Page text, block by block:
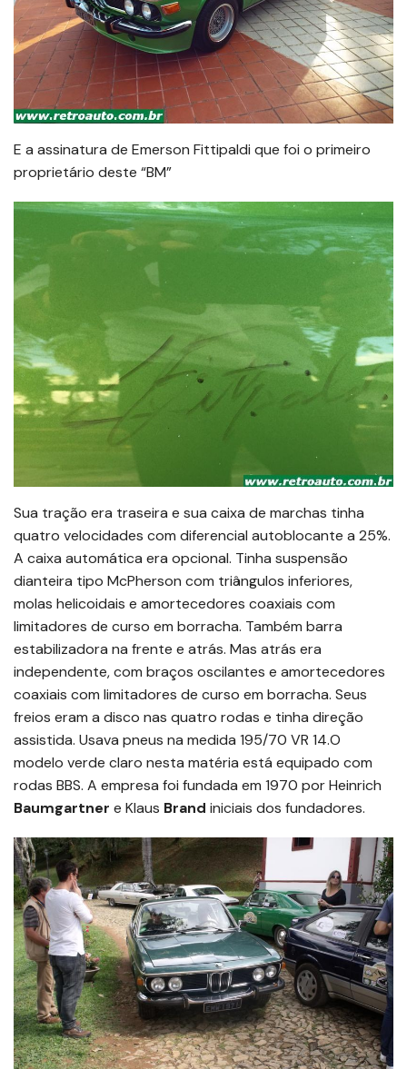
E a assinatura de Emerson Fittipaldi que foi o primeiro
proprietário deste “BM”
Sua tração era traseira e sua caixa de marchas tinha
quatro velocidades com diferencial autoblocante a 25%.
A caixa automática era opcional. Tinha suspensão
dianteira tipo McPherson com triângulos inferiores,
molas helicoidais e amortecedores coaxiais com
limitadores de curso em borracha. Também barra
estabilizadora na frente e atrás. Mas atrás era
independente, com braços oscilantes e amortecedores
coaxiais com limitadores de curso em borracha. Seus
freios eram a disco nas quatro rodas e tinha direção
assistida. Usava pneus na medida 195/70 VR 14.O
modelo verde claro nesta matéria está equipado com
rodas BBS. A empresa foi fundada em 1970 por Heinrich
Baumgartner e Klaus Brand iniciais dos fundadores.